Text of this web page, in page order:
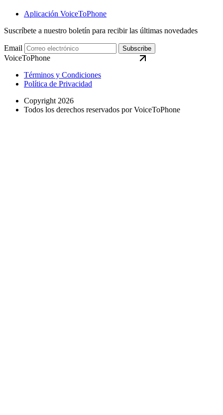
Aplicación VoiceToPhone
Suscríbete a nuestro boletín para recibir las últimas novedades
Email Subscribe
VoiceToPhone
Términos y Condiciones
Política de Privacidad
Copyright 2026
Todos los derechos reservados por VoiceToPhone